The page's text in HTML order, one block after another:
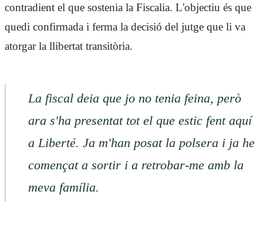
contradient el que sostenia la Fiscalia. L'objectiu és que
quedi confirmada i ferma la decisió del jutge que li va
atorgar la llibertat transitòria.
La fiscal deia que jo no tenia feina, però
ara s'ha presentat tot el que estic fent aquí
a Liberté. Ja m'han posat la polsera i ja he
començat a sortir i a retrobar-me amb la
meva família.